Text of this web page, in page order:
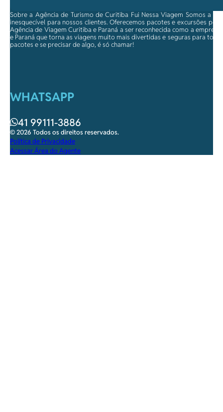
Sobre a Agência de Turismo de Curitiba Fui Nessa Viagem Somos a
inesquecível para nossos clientes. Oferecemos pacotes e excursões
Agência de Viagem Curitiba e Paraná a ser reconhecida como a
e Paraná que torna as viagens muito mais divertidas e seguras para
pacotes e se precisar de algo, é só chamar!
WHATSAPP
41 99111-3886
© 2026 Todos os direitos reservados.
Política de Privacidade
Acessar Área do Agente